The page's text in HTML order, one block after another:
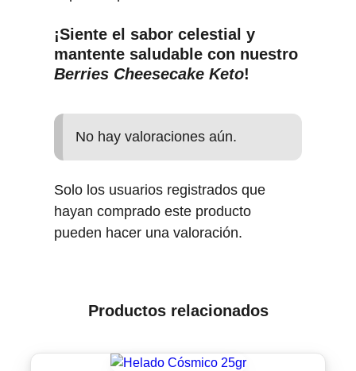
¡Siente el sabor celestial y
mantente saludable con nuestro
Berries Cheesecake Keto!
No hay valoraciones aún.
Solo los usuarios registrados que
hayan comprado este producto
pueden hacer una valoración.
Productos relacionados